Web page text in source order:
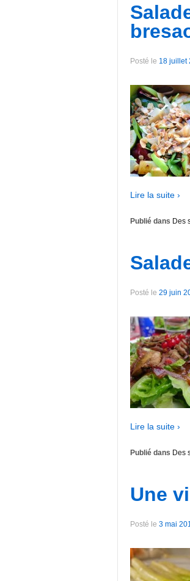
Posté le 18 juillet
Lire la suite ›
Publié dans Des
Posté le 29 juin
Lire la suite ›
Publié dans Des
Une
Posté le 3 mai